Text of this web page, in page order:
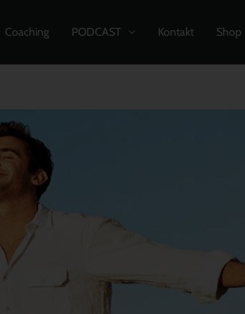
Coaching PODCAST Kontakt Shop